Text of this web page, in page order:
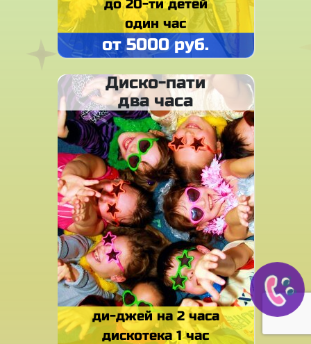
до 20-ти детей
один час
от 5000 руб.
Диско-пати
два часа
ди-джей на 2 часа
дискотека 1 час